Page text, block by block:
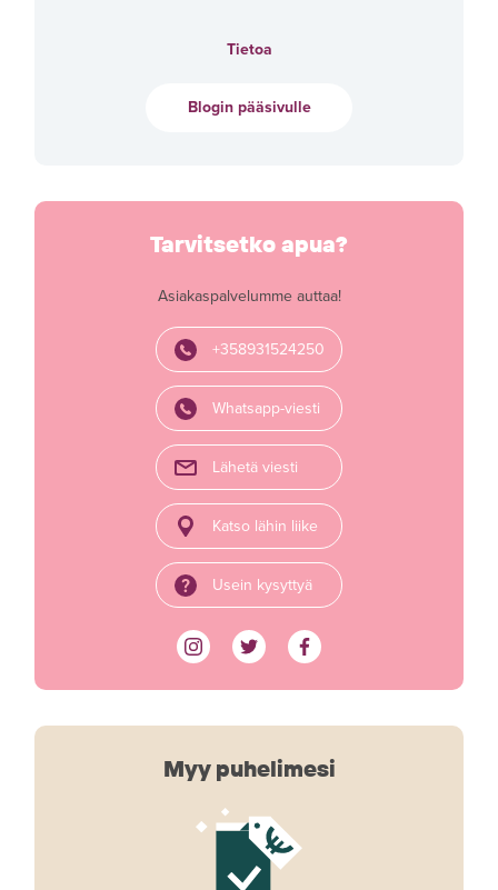
Tietoa
Blogin pääsivulle
Tarvitsetko apua?
Asiakaspalvelumme auttaa!
+358931524250
Whatsapp-viesti
Lähetä viesti
Katso lähin liike
Usein kysyttyä
Myy puhelimesi